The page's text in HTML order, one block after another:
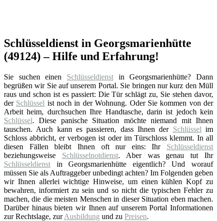
Schlüsseldienst in Georgsmarienhütte
(49124) – Hilfe und Erfahrung!
Sie suchen einen Schlüsseldienst in Georgsmarienhütte? Dann
begrüßen wir Sie auf unserem Portal. Sie bringen nur kurz den Müll
raus und schon ist es passiert: Die Tür schlägt zu, Sie stehen davor,
der Schlüssel ist noch in der Wohnung. Oder Sie kommen von der
Arbeit heim, durchsuchen Ihre Handtasche, darin ist jedoch kein
Schlüssel. Diese panische Situation möchte niemand mit Ihnen
tauschen. Auch kann es passieren, dass Ihnen der Schlüssel im
Schloss abbricht, er verbogen ist oder im Türschloss klemmt. In all
diesen Fällen bleibt Ihnen oft nur eins: Ihr Schlüsseldienst
beziehungsweise Schlüsselnotdienst. Aber was genau tut Ihr
Schlüsseldienst in Georgsmarienhütte eigentlich? Und worauf
müssen Sie als Auftraggeber unbedingt achten? Im Folgenden geben
wir Ihnen allerlei wichtige Hinweise, um einen kühlen Kopf zu
bewahren, informiert zu sein und so nicht die typischen Fehler zu
machen, die die meisten Menschen in dieser Situation eben machen.
Darüber hinaus bieten wir Ihnen auf unserem Portal Informationen
zur Rechtslage, zurAusbildung und zu Preisen.